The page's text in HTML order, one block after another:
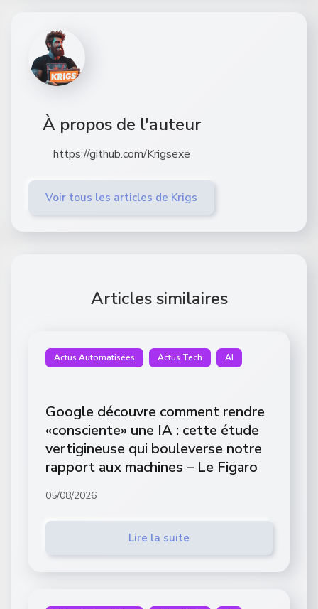
À propos de l'auteur
https://github.com/Krigsexe
Voir tous les articles de Krigs
Articles similaires
Actus Automatisées Actus Tech AI
Google découvre comment rendre
«consciente» une IA : cette étude
vertigineuse qui bouleverse notre
rapport aux machines – Le Figaro
05/08/2026
Lire la suite